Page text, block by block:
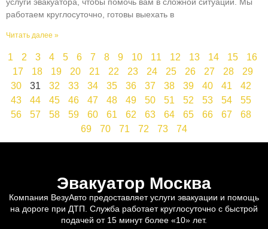
работаем круглосуточно, готовы выехать в
Читать далее »
1 2 3 4 5 6 7 8 9 10 11 12 13 14 15
16
17
18 19 20 21 22 23 24 25 26 27 28
29
30
31 32 33 34 35 36 37 38 39 40 41
42
43
44 45 46 47 48 49 50 51 52 53 54
55
56
57 58 59 60 61 62 63 64 65 66 67
68
69
70 71 72 73 74
Эвакуатор Москва
Компания ВезуАвто предоставляет услуги эвакуации и помощь
на дороге при ДТП. Служба работает круглосуточно с быстрой
подачей от 15 минут более «10» лет.